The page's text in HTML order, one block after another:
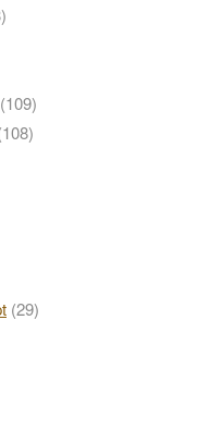
(109)
(29)